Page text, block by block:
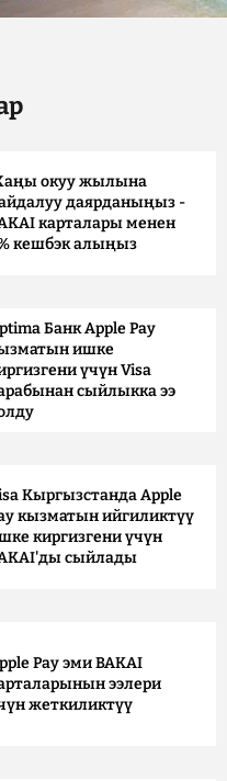
окуу жылына
даярданыңыз -
карталары менен
кешбэк алыңыз
Банк Apple Pay
ишке
үчүн Visa
сыйлыкка ээ
Кыргызстанда Apple
кызматын ийгиликтүү
киргизгени үчүн
сыйлады
Pay эми BAKAI
ээлери
жеткиликтүү